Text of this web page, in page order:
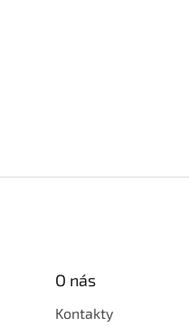
O nás
Kontakty